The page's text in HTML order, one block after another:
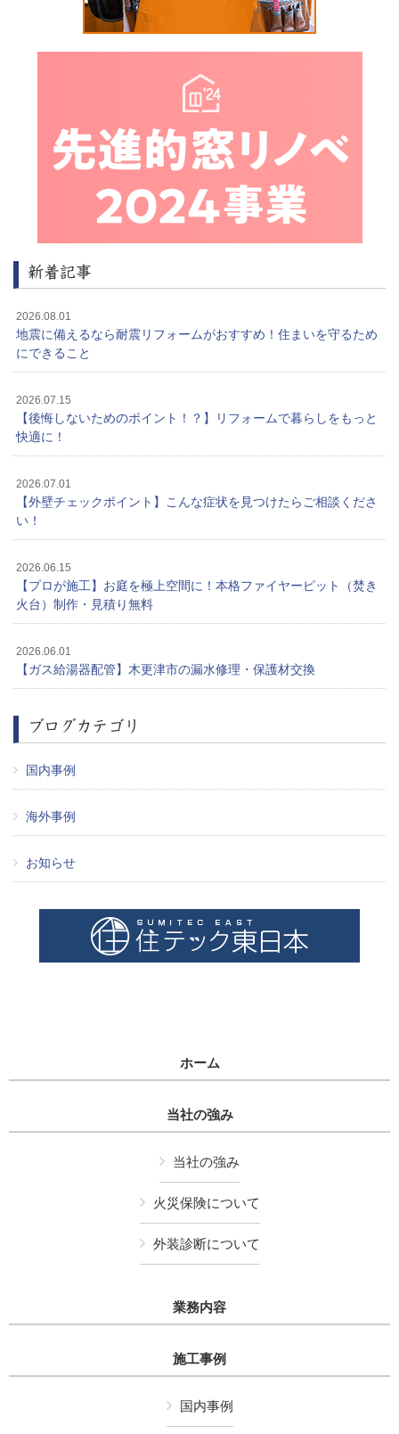
新着記事
2026.08.01
地震に備えるなら耐震リフォームがおすすめ！住まいを守るため
にできること
2026.07.15
【後悔しないためのポイント！？】リフォームで暮らしをもっと
快適に！
2026.07.01
【外壁チェックポイント】こんな症状を見つけたらご相談くださ
い！
2026.06.15
【プロが施工】お庭を極上空間に！本格ファイヤーピット（焚き
火台）制作・見積り無料
2026.06.01
【ガス給湯器配管】木更津市の漏水修理・保護材交換
ブログカテゴリ
国内事例
海外事例
お知らせ
ホーム
当社の強み
当社の強み
火災保険について
外装診断について
業務内容
施工事例
国内事例